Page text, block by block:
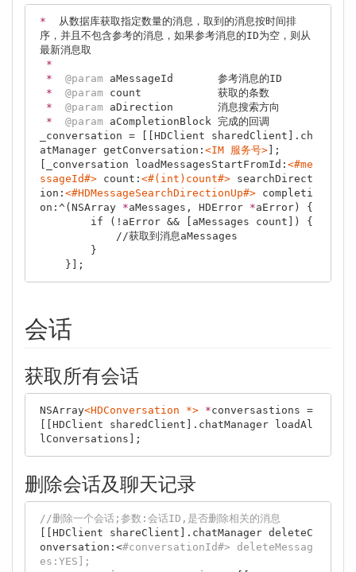
*
  从数据库获取指定数量的消息，取到的消息按时间排
序，并且不包含参考的消息，如果参考消息的ID为空，则从
最新消息取
*
*
@param aMessageId       参考消息的ID
*
@param count            获取的条数
*
@param aDirection       消息搜索方向
*
@param aCompletionBlock 完成的回调
_conversation = [[HDClient sharedClient].ch
atManager getConversation: <IM 服务号> ];
[_conversation loadMessagesStartFromId: <#me
ssageId#> count: <#(int)count#> searchDirect
ion: <#HDMessageSearchDirectionUp#> completi
on:^(NSArray *aMessages, HDError *aError) {
会话
获取所有会话
NSArray<HDConversation *> *conversastions =
[[HDClient sharedClient].chatManager loadAl
删除会话及聊天记录
//删除一个会话;参数:会话ID,是否删除相关的消息
[[HDClient shareClient].chatManager deleteC
onversation:<#conversationId#> deleteMessag
es:YES];